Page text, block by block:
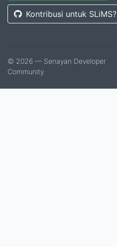
Kontribusi untuk SLiMS?
© 2026 — Senayan Developer
Community